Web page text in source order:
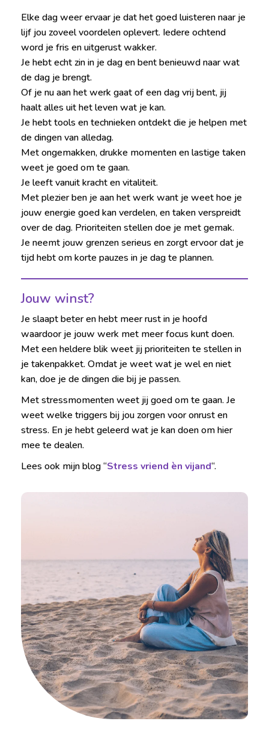
Elke dag weer ervaar je dat het goed luisteren naar je
lijf jou zoveel voordelen oplevert. Iedere ochtend
word je fris en uitgerust wakker.
Je hebt echt zin in je dag en bent benieuwd naar wat
de dag je brengt.
Of je nu aan het werk gaat of een dag vrij bent, jij
haalt alles uit het leven wat je kan.
Je hebt tools en technieken ontdekt die je helpen met
de dingen van alledag.
Met ongemakken, drukke momenten en lastige taken
weet je goed om te gaan.
Je leeft vanuit kracht en vitaliteit.
Met plezier ben je aan het werk want je weet hoe je
jouw energie goed kan verdelen, en taken verspreidt
over de dag. Prioriteiten stellen doe je met gemak.
Je neemt jouw grenzen serieus en zorgt ervoor dat je
tijd hebt om korte pauzes in je dag te plannen.
Jouw winst?
Je slaapt beter en hebt meer rust in je hoofd
waardoor je jouw werk met meer focus kunt doen.
Met een heldere blik weet jij prioriteiten te stellen in
je takenpakket. Omdat je weet wat je wel en niet
kan, doe je de dingen die bij je passen.
Met stressmomenten weet jij goed om te gaan. Je
weet welke triggers bij jou zorgen voor onrust en
stress. En je hebt geleerd wat je kan doen om hier
mee te dealen.
Lees ook mijn blog “Stress vriend èn vijand“.